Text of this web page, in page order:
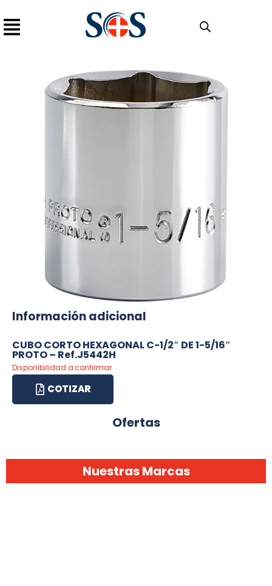
Información adicional
CUBO CORTO HEXAGONAL C-1/2″ DE 1-5/16″
PROTO – Ref.J5442H
Disponibilidad a confirmar
COTIZAR
Ofertas
Nuestras Marcas